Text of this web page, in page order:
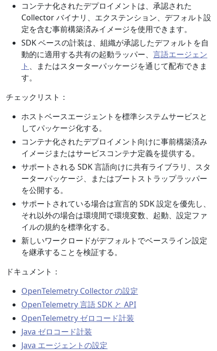
コンテナ化されたデプロイメントは、承認された
Collector バイナリ、エクステンション、デフォルト設
定を含む事前構築済みイメージを使用できます。
SDK ベースの計装は、組織が承認したデフォルトを自
動的に適用する共有の起動ラッパー、 言語エージェン
ト 、またはスターターパッケージを通じて配布できま
す。
チェックリスト：
ホストベースエージェントを標準システムサービスと
してパッケージ化する。
コンテナ化されたデプロイメント向けに事前構築済み
イメージまたはサービスコンテナ定義を提供する。
サポートされる SDK 言語向けに共有ライブラリ、スタ
ーターパッケージ、またはブートストラップラッパー
を公開する。
サポートされている場合は宣言的 SDK 設定を優先し、
それ以外の場合は環境間で環境変数、起動、設定ファ
イルの規約を標準化する。
新しいワークロードがデフォルトでベースライン設定
を継承することを検証する。
ドキュメント：
OpenTelemetry Collector の設定
OpenTelemetry 言語 SDK と API
OpenTelemetry ゼロコード計装
Java ゼロコード計装
Java エージェントの設定